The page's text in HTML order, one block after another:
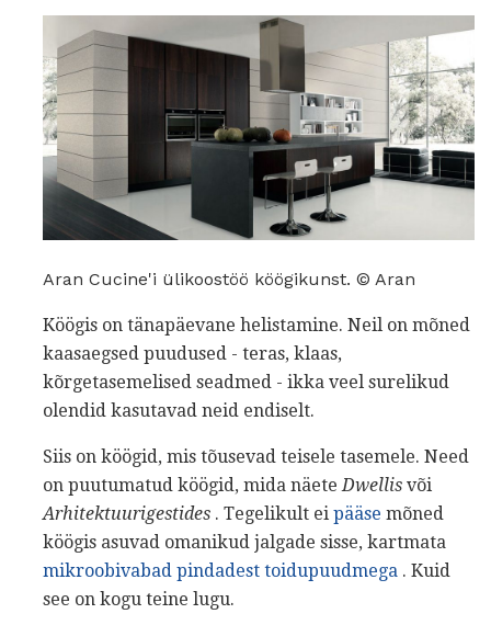
Aran Cucine'i ülikoostöö köögikunst. © Aran
Köögis on tänapäevane helistamine. Neil on mõned
kaasaegsed puudused - teras, klaas,
kõrgetasemelised seadmed - ikka veel surelikud
olendid kasutavad neid endiselt.
Siis on köögid, mis tõusevad teisele tasemele. Need
on puutumatud köögid, mida näeteDwellis või
Arhitektuurigestides . Tegelikult ei pääse mõned
köögis asuvad omanikud jalgade sisse, kartmata
mikroobivabad pindadest toidupuudmega . Kuid
see on kogu teine ​​lugu.